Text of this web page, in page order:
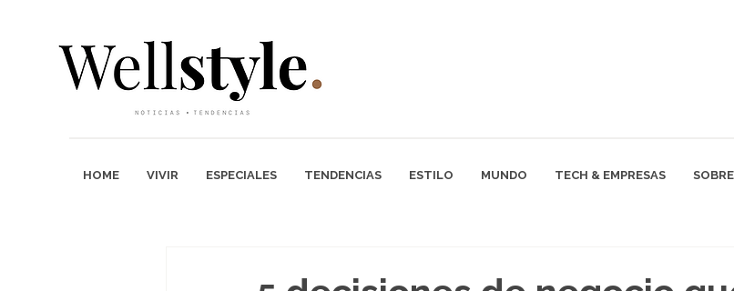
HOME VIVIR ESPECIALES TENDENCIAS ESTILO MUNDO TECH & EMPRESAS